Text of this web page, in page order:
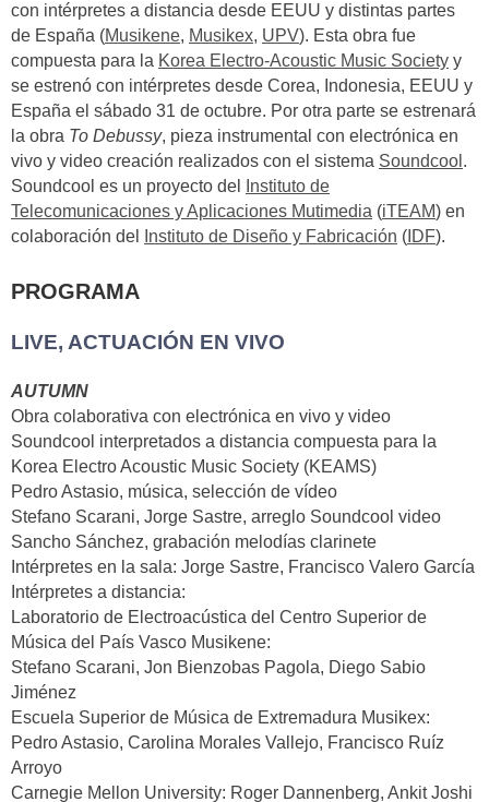
con intérpretes a distancia desde EEUU y distintas partes
de España (Musikene, Musikex, UPV). Esta obra fue
compuesta para la Korea Electro-Acoustic Music Society y
se estrenó con intérpretes desde Corea, Indonesia, EEUU y
España el sábado 31 de octubre. Por otra parte se estrenará
la obra To Debussy, pieza instrumental con electrónica en
vivo y video creación realizados con el sistema Soundcool .
Soundcool es un proyecto del
Instituto de
Telecomunicaciones y Aplicaciones Mutimedia (iTEAM) en
colaboración del
Instituto de Diseño y Fabricación ( IDF).
PROGRAMA
LIVE, ACTUACIÓN EN VIVO
AUTUMN
Obra colaborativa con electrónica en vivo y video
Soundcool interpretados a distancia compuesta para la
Korea Electro Acoustic Music Society (KEAMS)
Pedro Astasio, música, selección de vídeo
Stefano Scarani, Jorge Sastre, arreglo Soundcool video
Sancho Sánchez, grabación melodías clarinete
Intérpretes en la sala: Jorge Sastre, Francisco Valero García
Intérpretes a distancia:
Laboratorio de Electroacústica del Centro Superior de
Música del País Vasco Musikene:
Stefano Scarani, Jon Bienzobas Pagola, Diego Sabio
Jiménez
Escuela Superior de Música de Extremadura Musikex:
Pedro Astasio, Carolina Morales Vallejo, Francisco Ruíz
Arroyo
Carnegie Mellon University: Roger Dannenberg, Ankit Joshi